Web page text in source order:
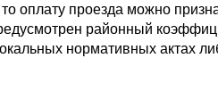
оплату проезда можно
районный
нормативных актах